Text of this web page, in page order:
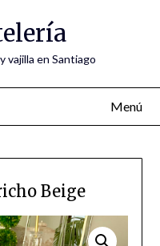
vajilla en Santiago
Menú
Beige